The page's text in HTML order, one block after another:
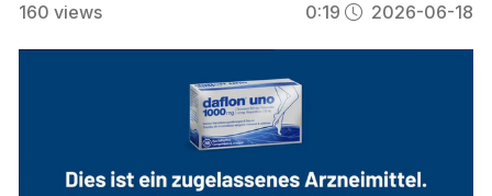
160 views 0:19 2026-06-18